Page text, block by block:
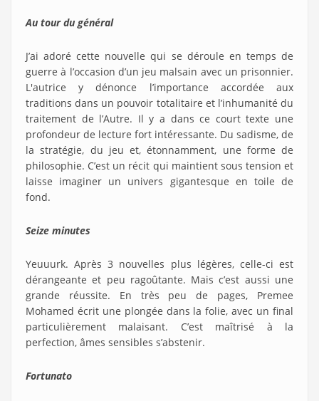
Au tour du général
J’ai adoré cette nouvelle qui se déroule en temps de
guerre à l’occasion d’un jeu malsain avec un prisonnier.
L'autrice y dénonce l’importance accordée aux
traditions dans un pouvoir totalitaire et l’inhumanité du
traitement de l’Autre. Il y a dans ce court texte une
profondeur de lecture fort intéressante. Du sadisme, de
la stratégie, du jeu et, étonnamment, une forme de
philosophie. C’est un récit qui maintient sous tension et
laisse imaginer un univers gigantesque en toile de
fond.
Seize minutes
Yeuuurk. Après 3 nouvelles plus légères, celle-ci est
dérangeante et peu ragoûtante. Mais c’est aussi une
grande réussite. En très peu de pages, Premee
Mohamed écrit une plongée dans la folie, avec un final
particulièrement malaisant. C’est maîtrisé à la
perfection, âmes sensibles s’abstenir.
Fortunato